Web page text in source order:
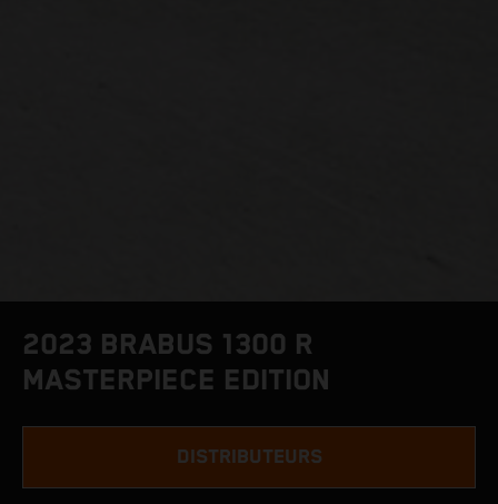
2023 BRABUS 1300 R
MASTERPIECE EDITION
DISTRIBUTEURS